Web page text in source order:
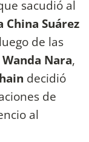
sacudió al
China Suárez
de las
Wanda Nara,
decidió
de
al